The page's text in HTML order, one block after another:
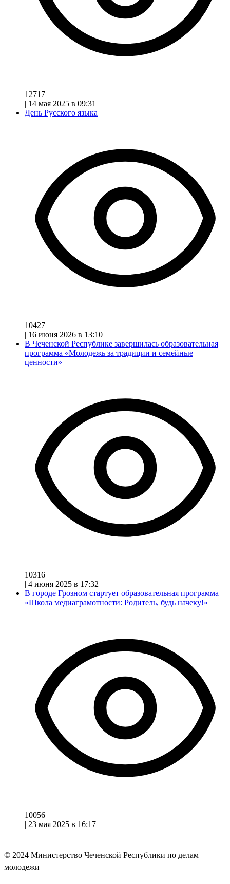
12717
| 14 мая 2025 в 09:31
День Русского языка
10427
| 16 июня 2026 в 13:10
В Чеченской Республике завершилась образовательная
программа «Молодежь за традиции и семейные
ценности»
10316
| 4 июня 2025 в 17:32
В городе Грозном стартует образовательная программа
«Школа медиаграмотности: Родитель, будь начеку!»
10056
| 23 мая 2025 в 16:17
© 2024 Министерство Чеченской Республики по делам
молодежи